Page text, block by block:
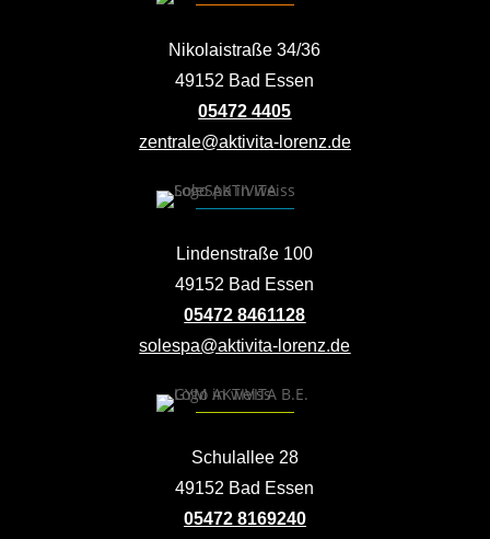
Nikolaistraße 34/36
49152 Bad Essen
05472 4405
zentrale@aktivita-lorenz.de
Lindenstraße 100
49152 Bad Essen
05472 8461128
solespa@aktivita-lorenz.de
Schulallee 28
49152 Bad Essen
05472 8169240